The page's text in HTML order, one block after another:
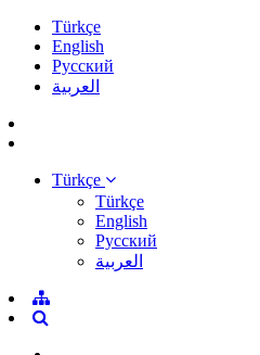
Türkçe
English
Pусский
العربية
Türkçe
Türkçe
English
Pусский
العربية